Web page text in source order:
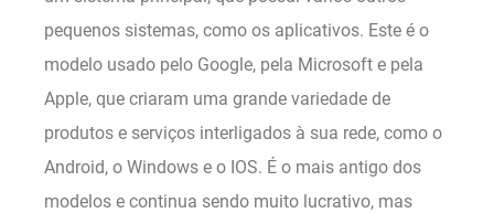
pequenos sistemas, como os aplicativos. Este é o
modelo usado pelo Google, pela Microsoft e pela
Apple, que criaram uma grande variedade de
produtos e serviços interligados à sua rede, como o
Android, o Windows e o IOS. É o mais antigo dos
modelos e continua sendo muito lucrativo, mas